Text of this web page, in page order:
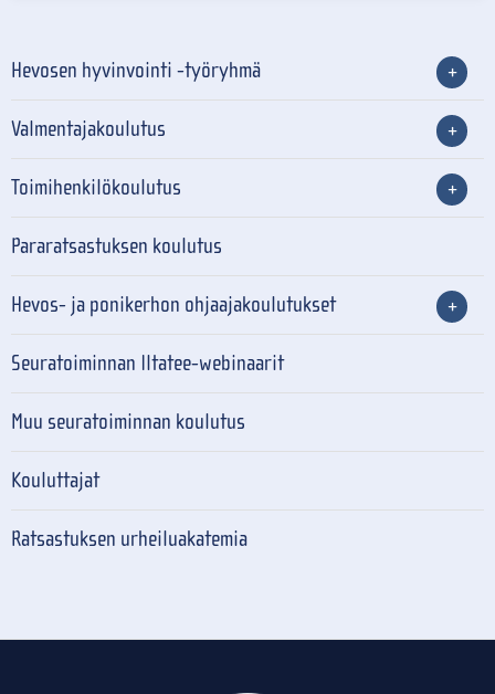
Hevosen hyvinvointi -työryhmä
Valmentajakoulutus
Toimihenkilökoulutus
Pararatsastuksen koulutus
Hevos- ja ponikerhon ohjaajakoulutukset
Seuratoiminnan Iltatee-webinaarit
Muu seuratoiminnan koulutus
Kouluttajat
Ratsastuksen urheiluakatemia